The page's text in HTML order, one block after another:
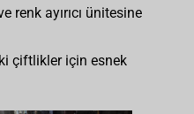
renk ayırıcı ünitesine
çiftlikler için esnek